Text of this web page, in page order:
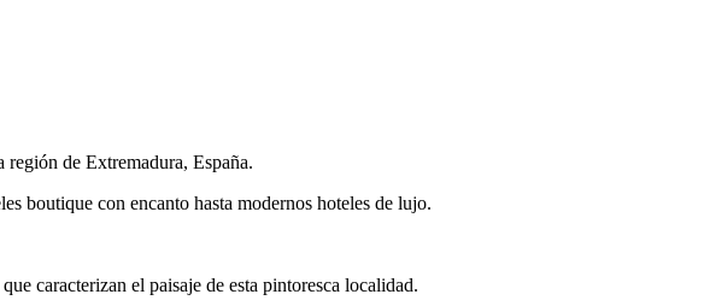
región de Extremadura, España.
boutique con encanto hasta modernos hoteles de lujo.
caracterizan el paisaje de esta pintoresca localidad.